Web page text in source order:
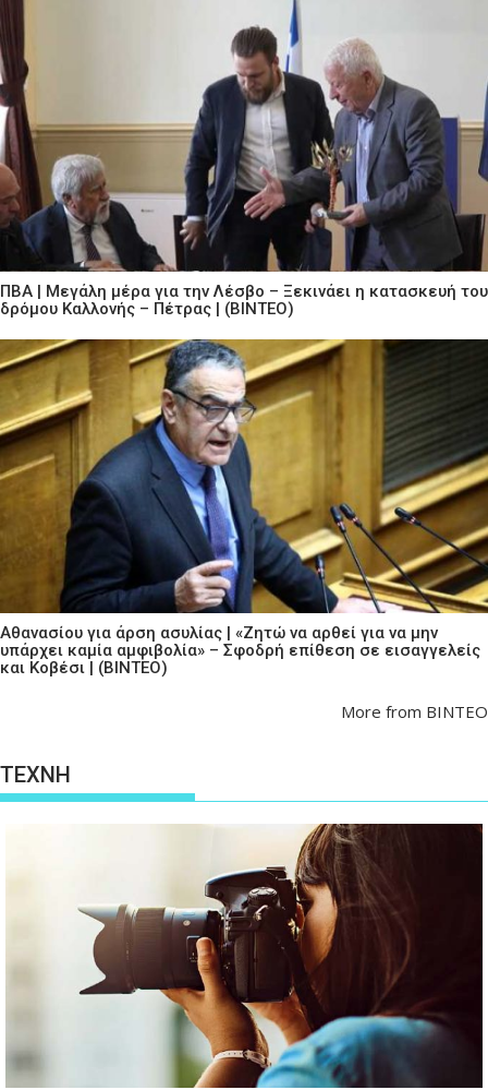
ΠΒΑ | Μεγάλη μέρα για την Λέσβο – Ξεκινάει η κατασκευή του
δρόμου Καλλονής – Πέτρας | (ΒΙΝΤΕΟ)
Αθανασίου για άρση ασυλίας | «Ζητώ να αρθεί για να μην
υπάρχει καμία αμφιβολία» – Σφοδρή επίθεση σε εισαγγελείς
και Κοβέσι | (ΒΙΝΤΕΟ)
More from ΒΙΝΤΕΟ
ΤΕΧΝΗ